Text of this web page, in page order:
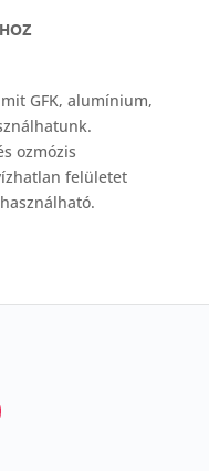
GFK, alumínium,
ozmózis
felületet